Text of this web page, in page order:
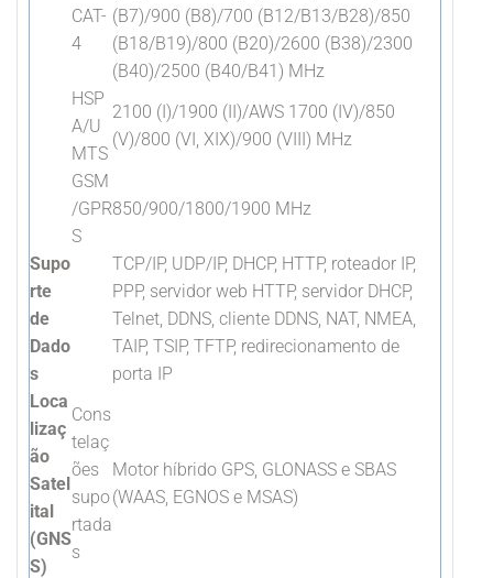
CAT-
4
(B7)/900 (B8)/700 (B12/B13/B28)/850
(B18/B19)/800 (B20)/2600 (B38)/2300
(B40)/2500 (B40/B41) MHz
HSP
A/U
MTS
2100 (I)/1900 (II)/AWS 1700 (IV)/850
(V)/800 (VI, XIX)/900 (VIII) MHz
GSM
/GPR
S
850/900/1800/1900 MHz
Supo
rte
de
Dado
s
TCP/IP, UDP/IP, DHCP, HTTP, roteador IP,
PPP, servidor web HTTP, servidor DHCP,
Telnet, DDNS, cliente DDNS, NAT, NMEA,
TAIP, TSIP, TFTP, redirecionamento de
porta IP
Loca
lizaç
ão
Satel
ital
(GNS
S)
Cons
telaç
ões
supo
rtada
s
Motor híbrido GPS, GLONASS e SBAS
(WAAS, EGNOS e MSAS)